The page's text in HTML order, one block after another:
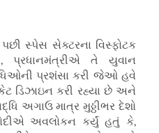
સ્પેસ સેક્ટરના વિસ્ફોટક
પ્રધાનમંત્રીએ તે યુવાન
પ્રશંસા કરી જેઓ હવે
ડિઝાઇન કરી રહ્યા છે અને
અગાઉ માત્ર મુઠ્ઠીભર દેશો
અવલોકન કર્યું હતું કે,